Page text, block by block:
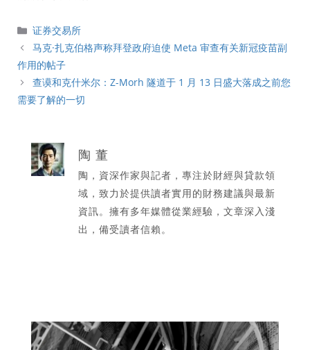
分
類
证券交易所
马克·扎克伯格声称拜登政府迫使 Meta 审查有关新冠疫苗副
作用的帖子
查谟和克什米尔：Z-Morh 隧道于 1 月 13 日盛大落成之前您
需要了解的一切
陶 董
陶，資深作家與記者，專注於財經與貸款領
域，致力於提供讀者實用的財務建議與最新
資訊。擁有多年媒體從業經驗，文章深入淺
出，備受讀者信賴。